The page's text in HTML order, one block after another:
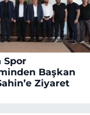
Spor
Başkan
Ziyaret